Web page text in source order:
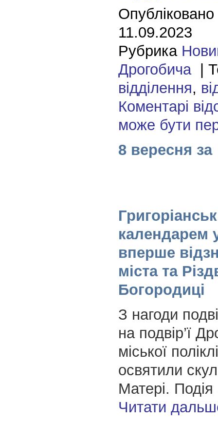
11.09.2023
Рубрика
Дрогобича|
відділення,
Коментарі
може бути
8 вересня за
календарем
вперше
міста та
Богородиці
З нагоди
на подвір’ї
міської
освятили
Матері. Подія
Читати